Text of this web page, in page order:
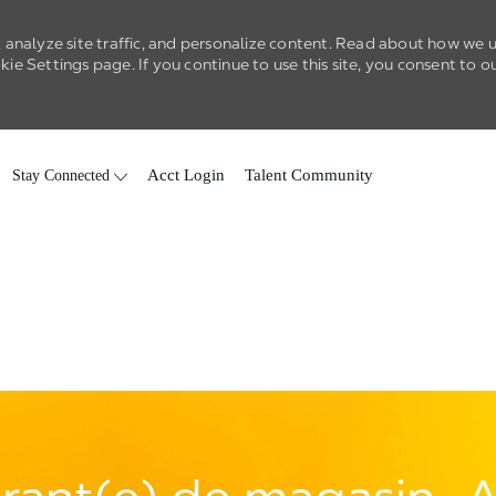
site traffic, and personalize content. Read about how we
Settings page. If you continue to use this site, you consent to
Stay Connected Acct Login Talent Community